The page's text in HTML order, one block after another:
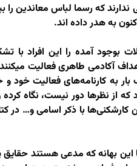
ندارند که رسما لباس معاندین
به هدر داده اند.
بوجود آمده را این افراد با
آکادمی طاهری فعالیت
به کارنامه‌های فعالیت
نظرها دور نیست، نگاه کرده و
کارشکنی‌ها با ذکر اسامی و… در
این بهانه که مدعی هستند